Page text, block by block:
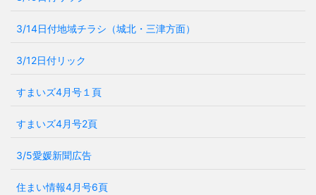
3/14日付地域チラシ（城北・三津方面）
3/12日付リック
すまいズ4月号１頁
すまいズ4月号2頁
3/5愛媛新聞広告
住まい情報4月号6頁